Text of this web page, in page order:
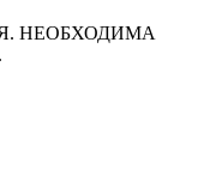
НЕОБХОДИМА